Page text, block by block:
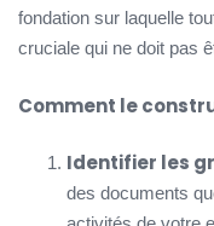
fondation sur laquelle
cruciale qui ne doit pas
Comment le
Identifier les
des documents